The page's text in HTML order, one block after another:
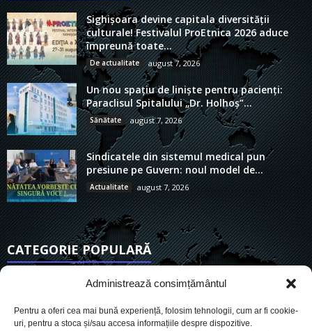
Administrează consimțământul
Pentru a oferi cea mai bună experiență, folosim tehnologii, cum ar fi cookie-
uri, pentru a stoca și/sau accesa informațiile despre dispozitive.
Sighișoara devine capitala diversității
culturale! Festivalul ProEtnica 2026 aduce
împreună toate...
De actualitate august 7, 2026
Un nou spațiu de liniște pentru pacienți:
Paraclisul Spitalului „Dr. Holhoș”...
Sănătate august 7, 2026
Sindicatele din sistemul medical pun
presiune pe Guvern: noul model de...
Actualitate august 7, 2026
CATEGORIE POPULARĂ
6911
Social